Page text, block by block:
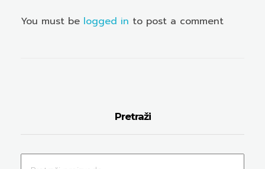
You must be logged in to post a comment
Pretraži